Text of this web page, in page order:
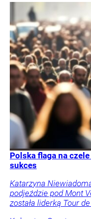
Polska flaga na
sukces
Katarzyna
podjeździe pod Mont
została liderką Tour